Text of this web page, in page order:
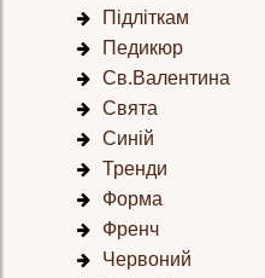
Підліткам
Педикюр
Св.Валентина
Свята
Синій
Тренди
Форма
Френч
Червоний